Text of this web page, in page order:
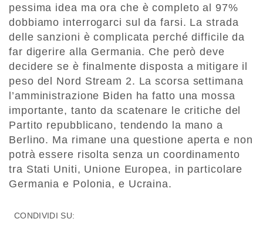
pessima idea ma ora che è completo al 97%
dobbiamo interrogarci sul da farsi. La strada
delle sanzioni è complicata perché difficile da
far digerire alla Germania. Che però deve
decidere se è finalmente disposta a mitigare il
peso del Nord Stream 2. La scorsa settimana
l’amministrazione Biden ha fatto una mossa
importante, tanto da scatenare le critiche del
Partito repubblicano, tendendo la mano a
Berlino. Ma rimane una questione aperta e non
potrà essere risolta senza un coordinamento
tra Stati Uniti, Unione Europea, in particolare
Germania e Polonia, e Ucraina.
CONDIVIDI SU: